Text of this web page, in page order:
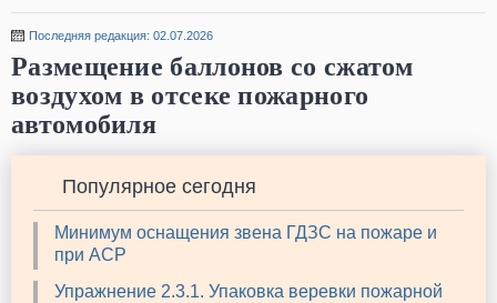
Последняя редакция: 02.07.2026
Размещение баллонов со сжатом
воздухом в отсеке пожарного
автомобиля
Популярное сегодня
Минимум оснащения звена ГДЗС на пожаре и
при АСР
Упражнение 2.3.1. Упаковка веревки пожарной